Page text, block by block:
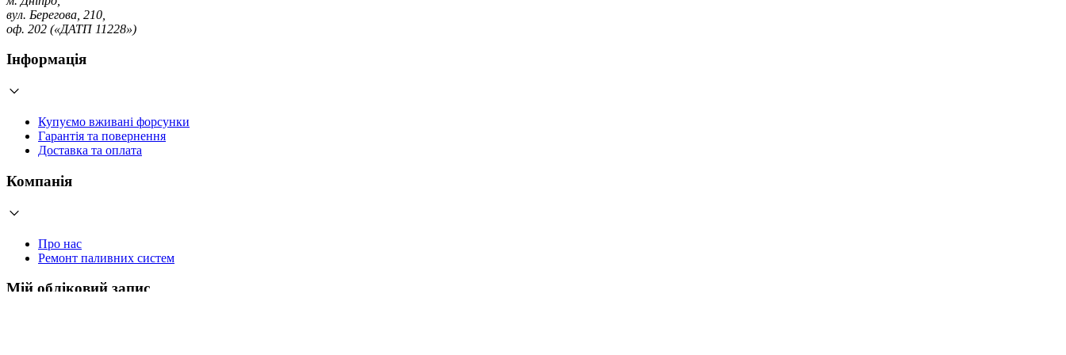
вул. Берегова, 210,
оф. 202 («ДАТП 11228»)
Інформація
Купуємо вживані форсунки
Гарантія та повернення
Доставка та оплата
Компанія
Про нас
Ремонт паливних систем
Мій обліковий запис